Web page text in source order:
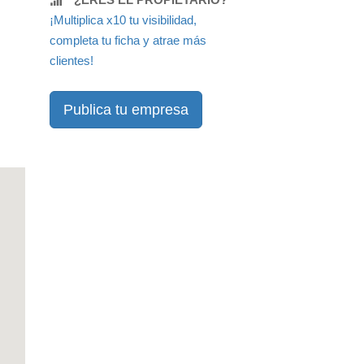
¡Multiplica x10 tu visibilidad,
completa tu ficha y atrae más
clientes!
Publica tu empresa